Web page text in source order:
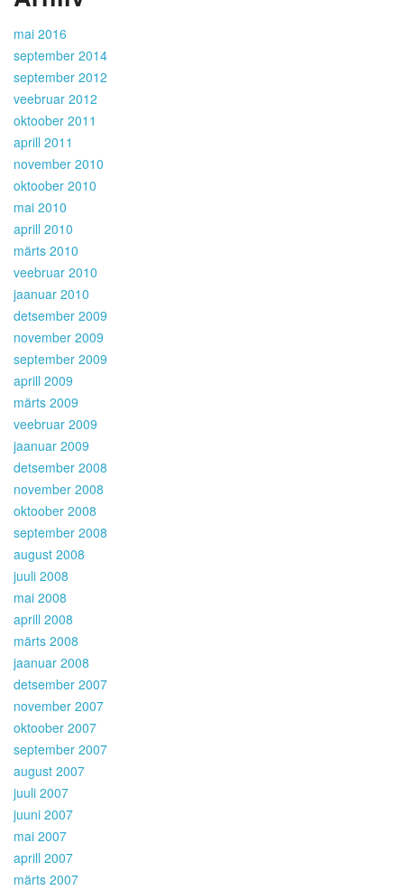
mai 2016
september 2014
september 2012
veebruar 2012
oktoober 2011
aprill 2011
november 2010
oktoober 2010
mai 2010
aprill 2010
märts 2010
veebruar 2010
jaanuar 2010
detsember 2009
november 2009
september 2009
aprill 2009
märts 2009
veebruar 2009
jaanuar 2009
detsember 2008
november 2008
oktoober 2008
september 2008
august 2008
juuli 2008
mai 2008
aprill 2008
märts 2008
jaanuar 2008
detsember 2007
november 2007
oktoober 2007
september 2007
august 2007
juuli 2007
juuni 2007
mai 2007
aprill 2007
märts 2007